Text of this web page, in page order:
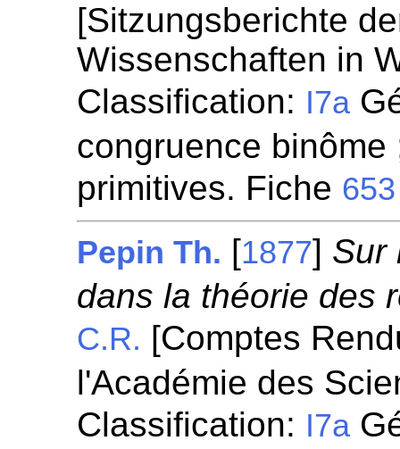
[Sitzungsberichte
Wissenschaften in
Classification: I7a
congruence
primitives. Fiche 653
Pepin Th. [1877] Sur
dans la théorie des
C.R. [Comptes
l'Académie des
Classification: I7a